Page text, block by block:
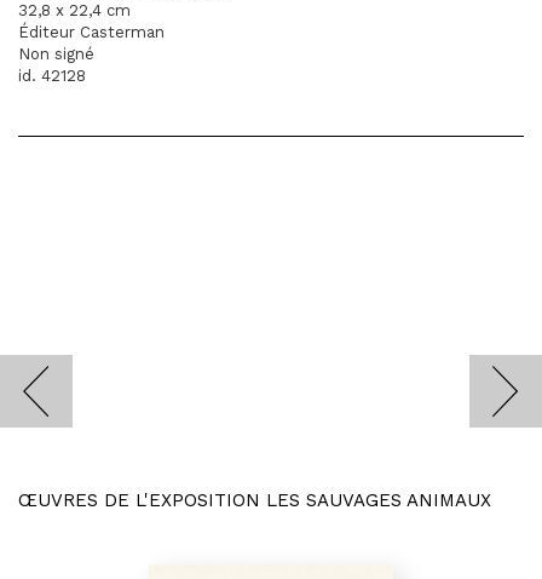
32,8 x 22,4 cm
Éditeur Casterman
Non signé
id. 42128
ŒUVRES DE L'EXPOSITION LES SAUVAGES ANIMAUX